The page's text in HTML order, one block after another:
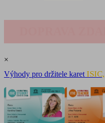
×
Výhody pro držitele karet